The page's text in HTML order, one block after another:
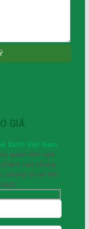
GIÁ
Xanh Việt Nam
quan tâm của
của chúng
chúng tôi sẽ liên